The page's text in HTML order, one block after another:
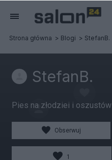
Strona główna Blogi StefanB.
StefanB.
Pies na złodziei i oszustów
Obserwuj
1